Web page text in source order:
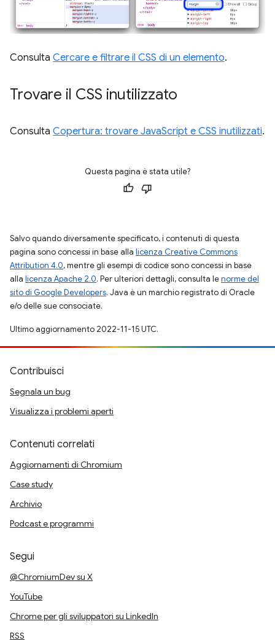
Consulta Cercare e filtrare il CSS di un elemento.
Trovare il CSS inutilizzato
Consulta Copertura: trovare JavaScript e CSS inutilizzati.
Questa pagina è stata utile?
Salvo quando diversamente specificato, i contenuti di questa
pagina sono concessi in base alla licenza Creative Commons
Attribution 4.0, mentre gli esempi di codice sono concessi in base
alla licenza Apache 2.0. Per ulteriori dettagli, consulta lenorme del
sito di Google Developers. Java è un marchio registrato di Oracle
e/o delle sue consociate.
Ultimo aggiornamento 2022-11-15 UTC.
Contribuisci
Segnala un bug
Visualizza i problemi aperti
Contenuti correlati
Aggiornamenti di Chromium
Case study
Archivio
Podcast e programmi
Segui
@ChromiumDev su X
YouTube
Chrome per gli sviluppatori su LinkedIn
RSS